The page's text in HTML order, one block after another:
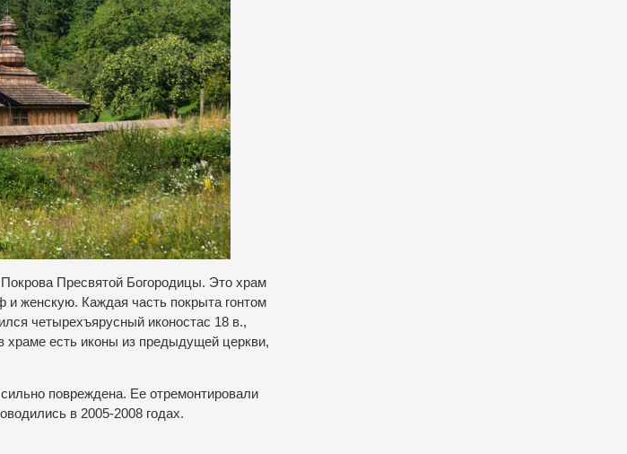
Пресвятой Богородицы. Это храм
и женскую. Каждая часть покрыта гонтом
четырехъярусный иконостас 18 в.,
храме есть иконы из предыдущей церкви,
повреждена. Ее отремонтировали
в 2005-2008 годах.